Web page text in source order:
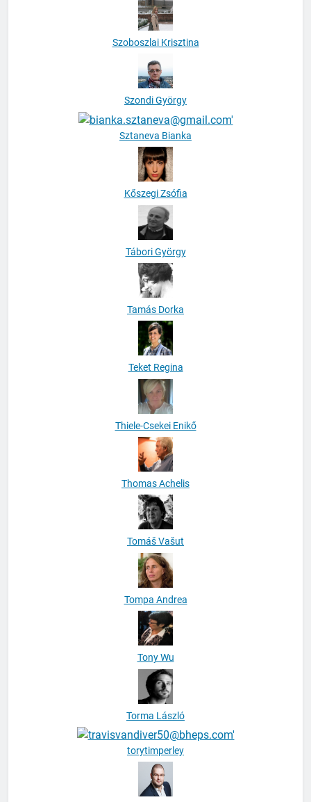
Szoboszlai Krisztina
Szondi György
Sztaneva Bianka
Kőszegi Zsófia
Tábori György
Tamás Dorka
Teket Regina
Thiele-Csekei Enikő
Thomas Achelis
Tomáš Vašut
Tompa Andrea
Tony Wu
Torma László
torytimperley